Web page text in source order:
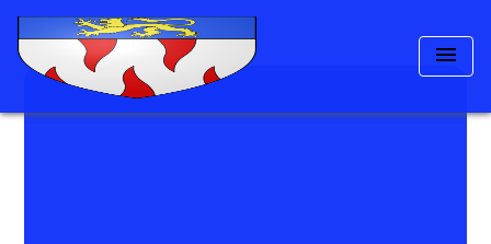
menu